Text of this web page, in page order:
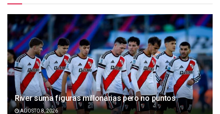
River suma figuras millonarias pero no puntos
AGOSTO 8, 2026